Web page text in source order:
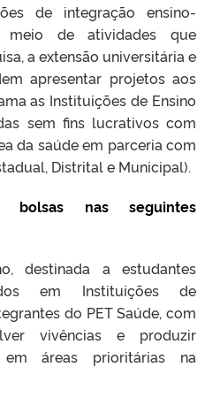
de integração ensino-
meio de atividades que
a extensão universitária e
apresentar projetos aos
as Instituições de Ensino
sem fins lucrativos com
da saúde em parceria com
Distrital e Municipal).
bolsas nas seguintes
destinada a estudantes
em Instituições de
do PET Saúde, com
vivências e produzir
em áreas prioritárias na